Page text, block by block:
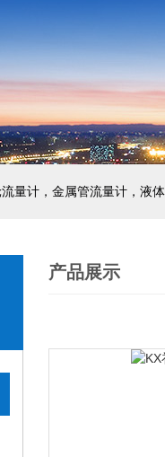
量计，金属管流量计，液
产品展示